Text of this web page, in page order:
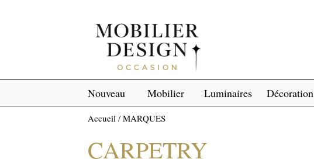
Nouveau Mobilier Luminaires Décoration
Accueil/MARQUES
CARPETRY